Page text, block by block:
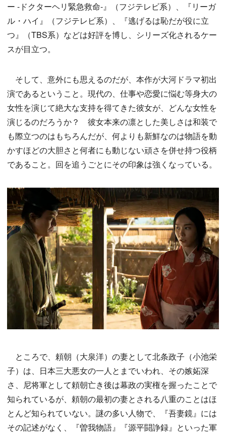
ー -ドクターヘリ緊急救命-』（フジテレビ系）、『リーガ
ル・ハイ』（フジテレビ系）、『逃げるは恥だが役に立
つ』（TBS系）などは好評を博し、シリーズ化されるケー
スが目立つ。
そして、意外にも思えるのだが、本作が大河ドラマ初出
演であるということ。現代の、仕事や恋愛に悩む等身大の
女性を演じて絶大な支持を得てきた彼女が、どんな女性を
演じるのだろうか？ 彼女本来の凛とした美しさは和装で
も際立つのはもちろんだが、何よりも新鮮なのは物語を動
かすほどの大胆さと何者にも動じない頑さを併せ持つ役柄
であること。回を追うごとにその印象は強くなっている。
ところで、頼朝（大泉洋）の妻として北条政子（小池栄
子）は、日本三大悪女の一人とまでいわれ、その嫉妬深
さ、尼将軍として頼朝亡き後は幕政の実権を握ったことで
知られているが、頼朝の最初の妻とされる八重のことはほ
とんど知られていない。謎の多い人物で、『吾妻鏡』には
その記述がなく、『曽我物語』『源平闘諍録』といった軍